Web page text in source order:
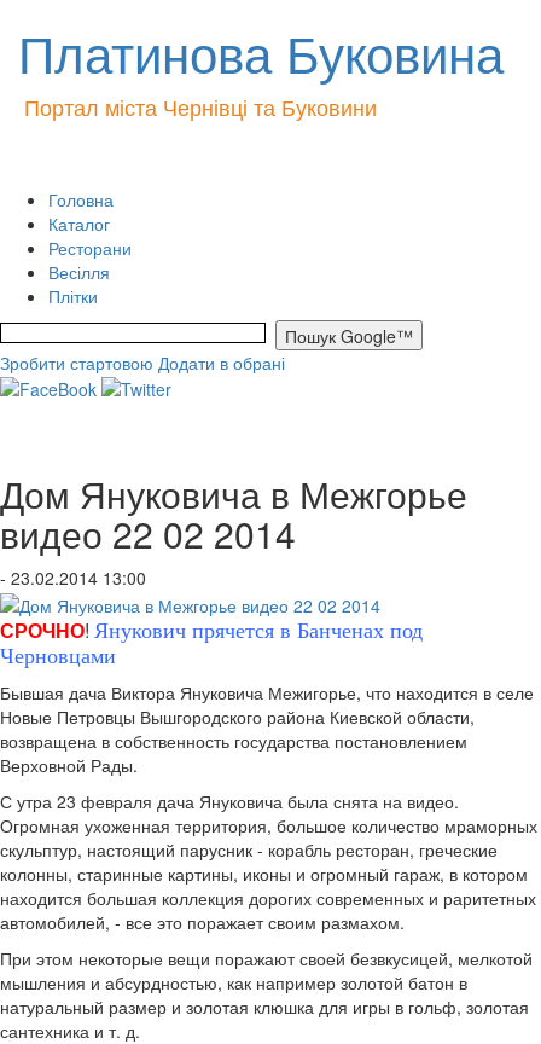
Платинова Буковина
Портал міста Чернівці та Буковини
Головна
Каталог
Ресторани
Весілля
Плітки
Зробити стартовою Додати в обрані
Дом Януковича в Межгорье
видео 22 02 2014
- 23.02.2014 13:00
СРОЧНО! Янукович прячется в Банченах под
Черновцами
Бывшая дача Виктора Януковича Межигорье, что находится в селе
Новые Петровцы Вышгородского района Киевской области,
возвращена в собственность государства постановлением
Верховной Рады.
С утра 23 февраля дача Януковича была снята на видео.
Огромная ухоженная территория, большое количество мраморных
скульптур, настоящий парусник - корабль ресторан, греческие
колонны, старинные картины, иконы и огромный гараж, в котором
находится большая коллекция дорогих современных и раритетных
автомобилей, - все это поражает своим размахом.
При этом некоторые вещи поражают своей безвкусицей, мелкотой
мышления и абсурдностью, как например золотой батон в
натуральный размер и золотая клюшка для игры в гольф, золотая
сантехника и т. д.